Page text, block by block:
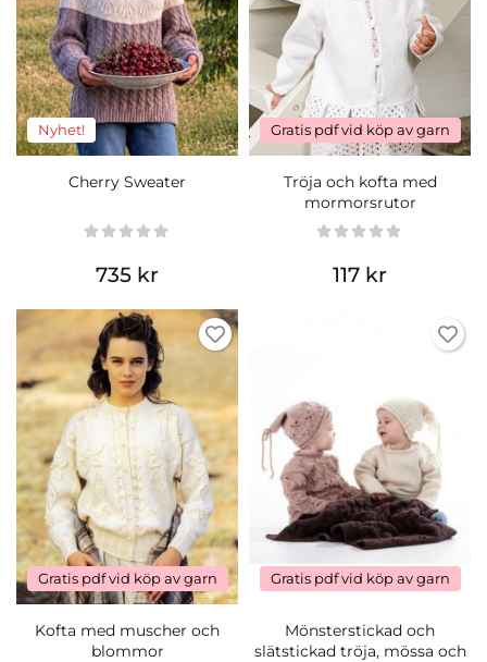
Nyhet!
Cherry Sweater
735 kr
Gratis pdf vid köp av garn
Tröja och kofta med
mormorsrutor
117 kr
Gratis pdf vid köp av garn
Kofta med muscher och
blommor
Gratis pdf vid köp av garn
Mönsterstickad och
slätstickad tröja, mössa och